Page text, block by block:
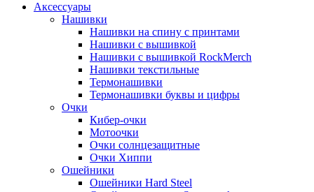
Аксессуары
Нашивки
Нашивки на спину с принтами
Нашивки с вышивкой
Нашивки с вышивкой RockMerch
Нашивки текстильные
Термонашивки
Термонашивки буквы и цифры
Очки
Кибер-очки
Мотоочки
Очки солнцезащитные
Очки Хиппи
Ошейники
Ошейники Hard Steel